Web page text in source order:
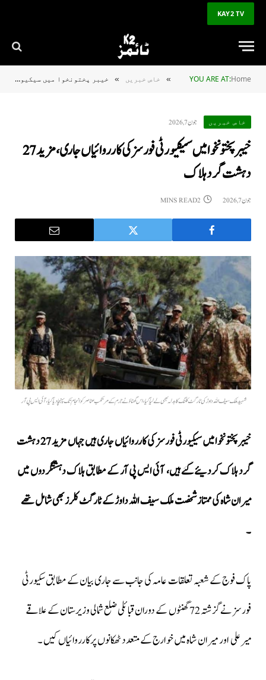
KAY2 TV
YOU ARE AT:Home
» خاص خبریں » خیبر پختونخوا میں سیکیورٹی فورسز کی کارروائیاں جاری، مزید 27 دہشت گرد ہلاک
خاص خبریں جون 7, 2026
خیبر پختونخوا میں سیکیورٹی فورسز کی کارروائیاں جاری، مزید 27
دہشت گرد ہلاک
جون 7, 2026 2 MINS READ
شہید ملک سیف اللہ داوڑ کی ٹارگٹ کلنگ کا بدلہ بھی لے لیا گیا، اس گھناؤنے جرم کے مرتکب عناصر کو انجام تک پہنچادیا گیا، آئی ایس پی آر
خیبر پختونخوا میں سیکیورٹی فورسز کی کارروائیاں جاری ہیں جہاں مزید 27 دہشت
گرد ہلاک کردیئے گئے ہیں، آئی ایس پی آر کے مطابق ہلاک دہشتگردوں میں
میران شاہ کی ممتاز شخصت ملک سیف اللہ داوڑ کے ٹارگٹ کلرز بھی شامل تھے
۔
پاک فوج کے شعبہ تعلقات عامہ کی جانب سے جاری بیان کے مطابق سکیورٹی
فورسز نےگزشتہ 72 گھنٹوں کے دوران قبائلی ضلع شمالی وزیرستان کے علاقے
میرعلی اور میران شاہ میں خوارج کے متعدد ٹھکانوں پرکارروائیاں کیں ۔